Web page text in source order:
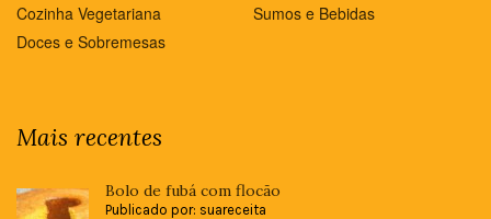
Cozinha Vegetariana
Doces e Sobremesas
Sumos e Bebidas
Mais recentes
Bolo de fubá com flocão
Publicado por: suareceita